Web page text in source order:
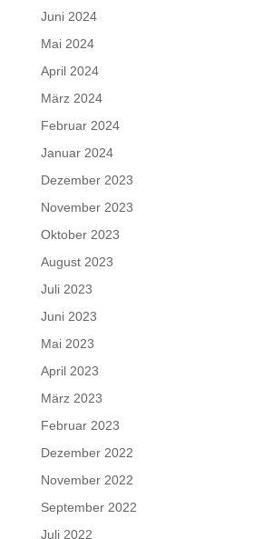
Juni 2024
Mai 2024
April 2024
März 2024
Februar 2024
Januar 2024
Dezember 2023
November 2023
Oktober 2023
August 2023
Juli 2023
Juni 2023
Mai 2023
April 2023
März 2023
Februar 2023
Dezember 2022
November 2022
September 2022
Juli 2022